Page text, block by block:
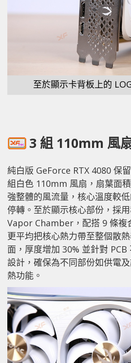
至於顯示卡背板上的
3 組 110mm 風
純白版 GeForce RTX 4080 保
組白色 110mm 風扇，扇葉面
強整體的風流量，核心溫度較
停轉。至於顯示核心部份，採
Vapor Chamber，配搭 9 條複
更平均把核心熱力帶至整個散
面，厚度增加 30% 並針對
設計，確保為不同部份如供電
熱功能。